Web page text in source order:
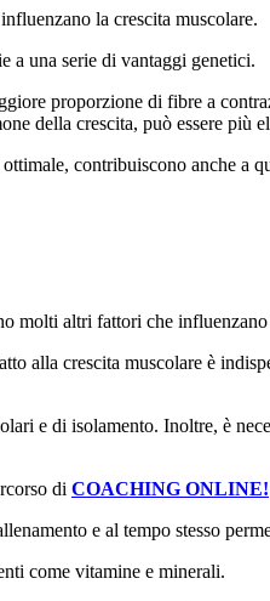
la crescita muscolare.
a una serie di vantaggi genetici.
proporzione di fibre a
della crescita, può essere più
contribuiscono anche a
molti altri fattori che influenzano
alla crescita muscolare è
e di isolamento. Inoltre, è
di COACHING ONLINE!
e al tempo stesso
come vitamine e minerali.